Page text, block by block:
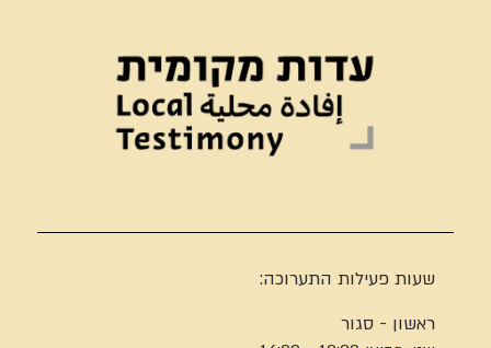
שעות פעילות התערוכה:
ראשון - סגור